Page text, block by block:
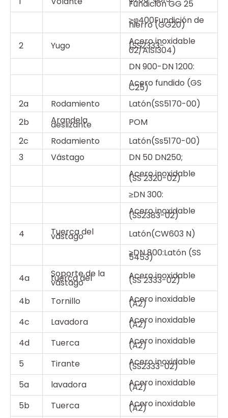
Fundición GG 25
≥φ400Fundición de
hierro (GG20)
2
Yugo Acero inoxidable
(SS2333-
02/AISI304)
DN 900-DN 1200:
Acero fundido (GS
C25)
2a
Rodamiento
Latón(SS5170-00)
2b
Arandela
deslizante
POM
2c
Rodamiento
Latón(Ss5170-00)
3
Vástago
DN 50 DN250;
Acero inoxidable
(SS 2320-02)
≥DN 300:
Acero inoxidable
(SS2383-02)
4
Tuerca del
vástago
Latón(CW603 N)
≥DN 800:Latón (SS
5453)
4a
Soporte de la
tuerca del
vástago
Acero inoxidable
(SS 2333-02)
4b
Tornillo Acero inoxidable
(A2)
4c
Lavadora Acero inoxidable
(A2)
4d
Tuerca Acero inoxidable
(A2)
5
Tirante Acero inoxidable
(SS2333-02)
5a
lavadora Acero inoxidable
(A2)
5b
Tuerca Acero inoxidable
(A2)